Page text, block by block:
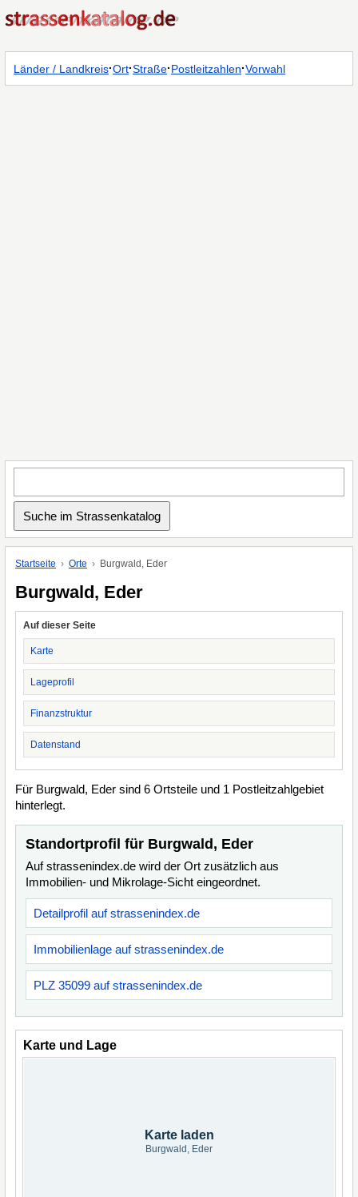
Länder / Landkreis·Ort·Straße·Postleitzahlen·Vorwahl
Startseite Orte Burgwald, Eder
Burgwald, Eder
Auf dieser Seite
Karte
Lageprofil
Finanzstruktur
Datenstand
Für Burgwald, Eder sind 6 Ortsteile und 1 Postleitzahlgebiet
hinterlegt.
Standortprofil für Burgwald, Eder
Auf strassenindex.de wird der Ort zusätzlich aus
Immobilien- und Mikrolage-Sicht eingeordnet.
Detailprofil auf strassenindex.de
Immobilienlage auf strassenindex.de
PLZ 35099 auf strassenindex.de
Karte und Lage
Karte laden
Burgwald, Eder